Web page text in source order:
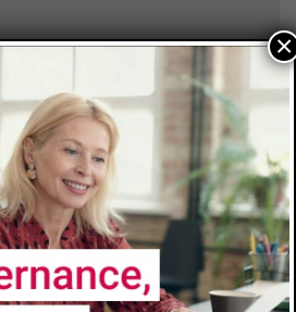
Sciences Fondamentales &
×